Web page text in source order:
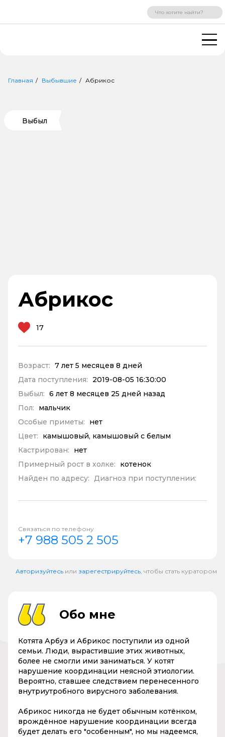
ВХОД РЕГИСТРАЦИЯ
Главная Выбывшие Абрикос
Выбыл
Абрикос
17
Возраст: 7 лет 5 месяцев 8 дней
Дата поступления:
2019-08-05 16:30:00
Выбыл: 6 лет 8 месяцев 25 дней назад
Пол:
мальчик
Особые приметы:
нет
Цвет:
камышовый, камышовый с белым
Кастрирован:
нет
Примерный рост в холке:
котенок
Найден по адресу: Диагноз при поступлении:
Связаться по телефону
+7 988 505 2 505
Авторизуйтесь или зарегестрируйтесь , чтобы стать куратором
Обо мне
Котята Арбуз и Абрикос поступили из одной
семьи. Люди, вырастившие этих животных,
более не смогли ими заниматься. У котят
нарушение координации неясной этиологии.
Вероятно, ставшее следствием перенесенного
внутриутробного вирусного заболевания.
Абрикос никогда не будет обычным котёнком,
врождённое нарушение координации всегда
будет делать его "особенным", но мы надеемся,